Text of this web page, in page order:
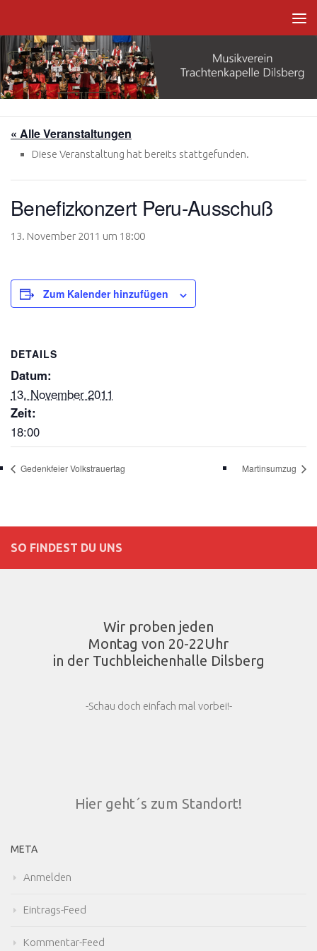
« Alle Veranstaltungen
Diese Veranstaltung hat bereits stattgefunden.
Benefizkonzert Peru-Ausschuß
13. November 2011 um 18:00
Zum Kalender hinzufügen
DETAILS
Datum:
13. November 2011
Zeit:
18:00
Gedenkfeier Volkstrauertag Martinsumzug
SO FINDEST DU UNS
Wir proben jeden
Montag von 20-22Uhr
in der Tuchbleichenhalle Dilsberg
-Schau doch einfach mal vorbei!-
Hier geht´s zum Standort!
META
Anmelden
Eintrags-Feed
Kommentar-Feed